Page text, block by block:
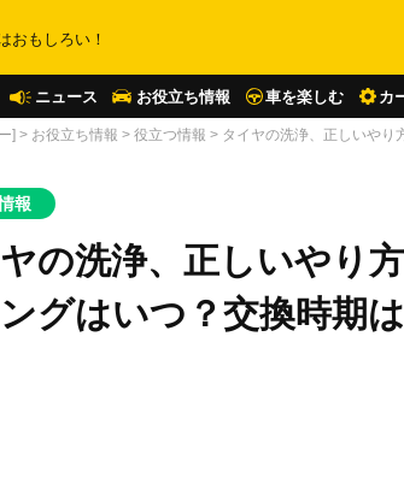
おもしろい！
ニュース お役立ち情報 車を楽しむ カ
] > お役立ち情報 > 役立つ情報 > タイヤの洗浄、正しいやり
報
の洗浄、正しいやり
グはいつ？交換時期